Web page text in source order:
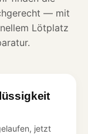
— mit
Lötplatz
jetzt